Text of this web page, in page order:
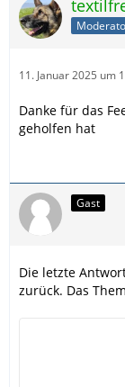
11. Januar 2025 um
Danke für das
geholfen hat
Gast
Die letzte
zurück. Das